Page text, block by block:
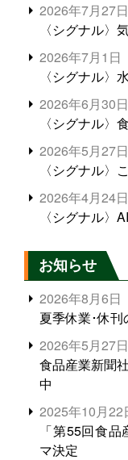
2026年7月27日
〈シグナル〉
2026年7月1日
〈シグナル〉
2026年6月30日
〈シグナル〉
2026年5月27日
〈シグナル〉
2026年4月24日
〈シグナル〉
お知らせ
2026年8月6日
夏季休業･休
2026年5月27日
食品産業新聞
中
2025年10月22
「第55回食
マ決定